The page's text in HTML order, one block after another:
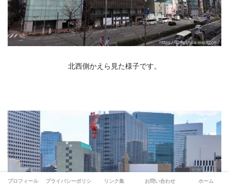
北西側かえら見た様子です。
プロフィール プライバシーポリシー リンク集 お問い合わせ ホーム